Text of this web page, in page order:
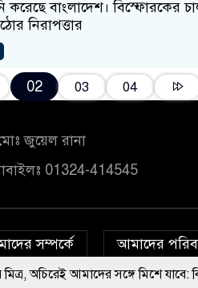
করেছে বাংলাদেশ। বিস্ফোরকের
নিরাপত্তার
02 03 04
জুয়েল রানা
01324-414545
সম্পর্কে আমাদের
আমাদের সঙ্গে মিশে যাবে: